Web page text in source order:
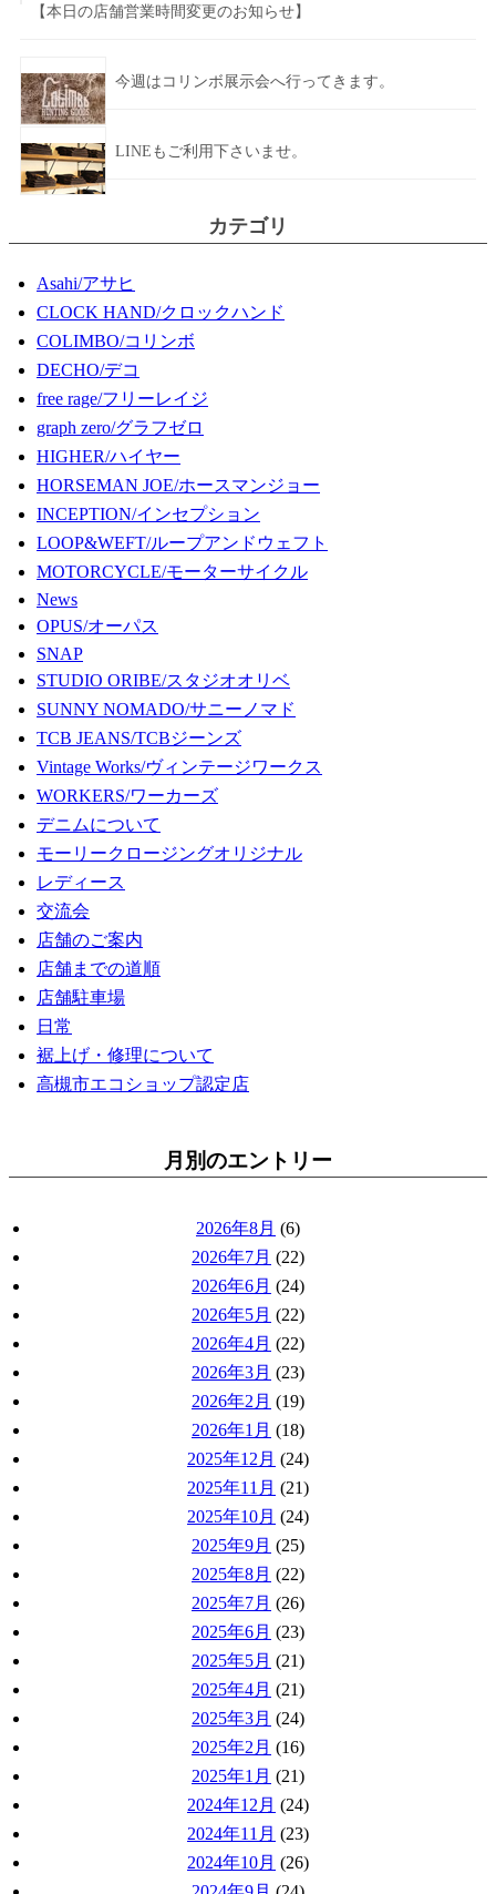
【本日の店舗営業時間変更のお知らせ】
今週はコリンボ展示会へ行ってきます。
LINEもご利用下さいませ。
カテゴリ
Asahi/アサヒ
CLOCK HAND/クロックハンド
COLIMBO/コリンボ
DECHO/デコ
free rage/フリーレイジ
graph zero/グラフゼロ
HIGHER/ハイヤー
HORSEMAN JOE/ホースマンジョー
INCEPTION/インセプション
LOOP&WEFT/ループアンドウェフト
MOTORCYCLE/モーターサイクル
News
OPUS/オーパス
SNAP
STUDIO ORIBE/スタジオオリベ
SUNNY NOMADO/サニーノマド
TCB JEANS/TCBジーンズ
Vintage Works/ヴィンテージワークス
WORKERS/ワーカーズ
デニムについて
モーリークロージングオリジナル
レディース
交流会
店舗のご案内
店舗までの道順
店舗駐車場
日常
裾上げ・修理について
高槻市エコショップ認定店
月別のエントリー
2026年8月 (6)
2026年7月 (22)
2026年6月 (24)
2026年5月 (22)
2026年4月 (22)
2026年3月 (23)
2026年2月 (19)
2026年1月 (18)
2025年12月 (24)
2025年11月 (21)
2025年10月 (24)
2025年9月 (25)
2025年8月 (22)
2025年7月 (26)
2025年6月 (23)
2025年5月 (21)
2025年4月 (21)
2025年3月 (24)
2025年2月 (16)
2025年1月 (21)
2024年12月 (24)
2024年11月 (23)
2024年10月 (26)